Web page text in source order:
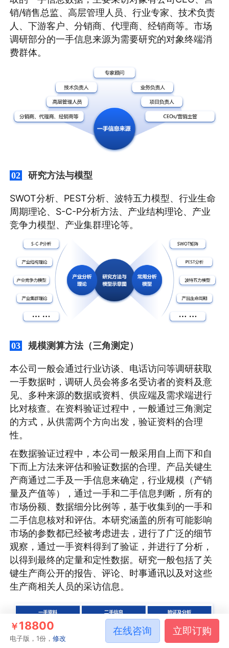
销/销售总监、高层管理人员、行业专家、技术负责
人、下游客户、分销商、代理商、经销商等。市场
调研部分的一手信息来源为需要研究的对象终端消
费群体。
02 研究方法与模型
SWOT分析、PEST分析、波特五力模型、行业生命
周期理论、S-C-P分析方法、产业结构理论、产业
竞争力模型、产业集群理论等。
03 规模测算方法（三角测定）
本公司一般会通过行业访谈、电话访问等调研获取
一手数据时，调研人员会将多名受访者的资料及意
见、多种来源的数据或资料、供应端及需求端进行
比对核查。在资料验证过程中，一般通过三角测定
的方式，从供需两个方向出发，验证资料的合理
性。
在数据验证过程中，本公司一般采用自上而下和自
下而上方法来评估和验证数据的合理。产品关键生
产商通过二手及一手信息来确定，行业规模（产销
量及产值等），通过一手和二手信息判断，所有的
市场份额、数据细分比例等，基于收集到的一手和
二手信息核对和评估。本研究涵盖的所有可能影响
市场的参数都已经被考虑进去，进行了广泛的细节
观察，通过一手资料得到了验证，并进行了分析，
以得到最终的定量和定性数据。研究一般包括了关
键生产商公开的报告、评论、时事通讯以及对这些
生产商相关人员的采访信息。
￥18800
电子版，1份，修改
在线咨询 立即订购